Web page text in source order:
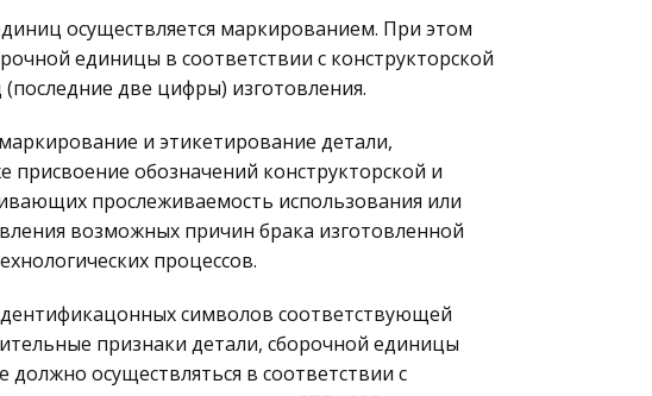
осуществляется маркированием. При этом
единицы в соответствии с конструкторской
две цифры) изготовления.
и этикетирование детали,
обозначений конструкторской и
прослеживаемость использования или
возможных причин брака изготовленной
процессов.
символов соответствующей
признаки детали, сборочной единицы
осуществляться в соответствии с